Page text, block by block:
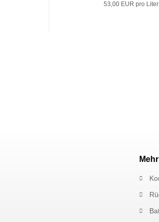
53,00 EUR pro Liter